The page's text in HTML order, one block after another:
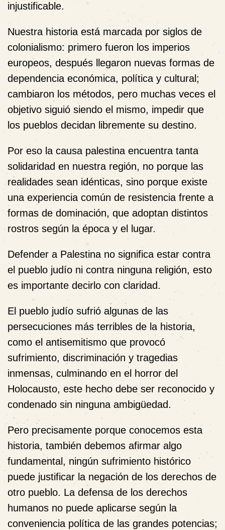
injustificable.
Nuestra historia está marcada por siglos de
colonialismo: primero fueron los imperios
europeos, después llegaron nuevas formas de
dependencia económica, política y cultural;
cambiaron los métodos, pero muchas veces el
objetivo siguió siendo el mismo, impedir que
los pueblos decidan libremente su destino.
Por eso la causa palestina encuentra tanta
solidaridad en nuestra región, no porque las
realidades sean idénticas, sino porque existe
una experiencia común de resistencia frente a
formas de dominación, que adoptan distintos
rostros según la época y el lugar.
Defender a Palestina no significa estar contra
el pueblo judío ni contra ninguna religión, esto
es importante decirlo con claridad.
El pueblo judío sufrió algunas de las
persecuciones más terribles de la historia,
como el antisemitismo que provocó
sufrimiento, discriminación y tragedias
inmensas, culminando en el horror del
Holocausto, este hecho debe ser reconocido y
condenado sin ninguna ambigüedad.
Pero precisamente porque conocemos esta
historia, también debemos afirmar algo
fundamental, ningún sufrimiento histórico
puede justificar la negación de los derechos de
otro pueblo. La defensa de los derechos
humanos no puede aplicarse según la
conveniencia política de las grandes potencias;